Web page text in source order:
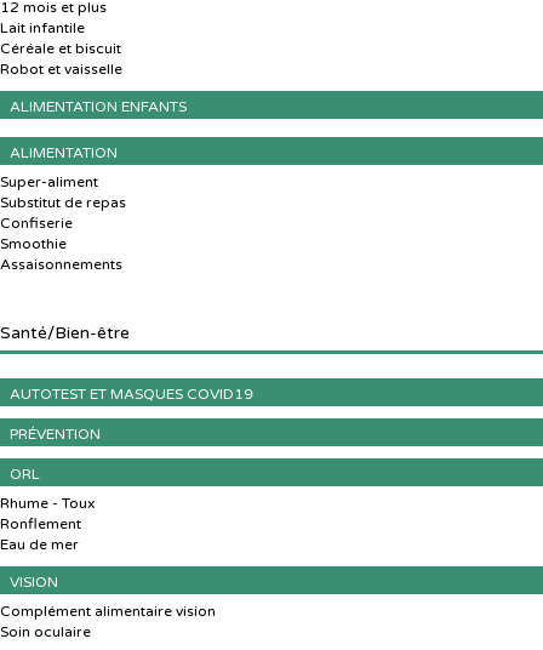
12 mois et plus
Lait infantile
Céréale et biscuit
Robot et vaisselle
ALIMENTATION ENFANTS
ALIMENTATION
Super-aliment
Substitut de repas
Confiserie
Smoothie
Assaisonnements
Santé/Bien-être
AUTOTEST ET MASQUES COVID19
PRÉVENTION
ORL
Rhume - Toux
Ronflement
Eau de mer
VISION
Complément alimentaire vision
Soin oculaire